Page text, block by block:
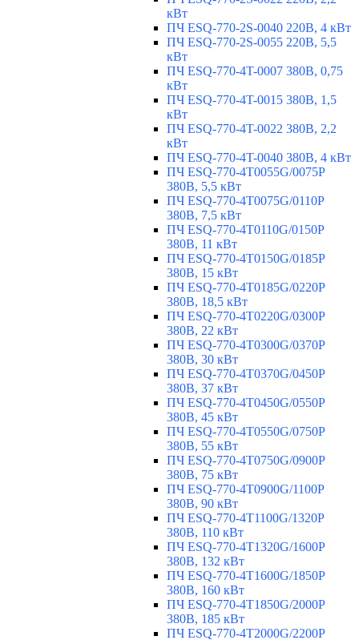
кВт
ПЧ ESQ-770-2S-0040 220В, 4 кВт
ПЧ ESQ-770-2S-0055 220В, 5,5
кВт
ПЧ ESQ-770-4T-0007 380В, 0,75
кВт
ПЧ ESQ-770-4T-0015 380В, 1,5
кВт
ПЧ ESQ-770-4T-0022 380В, 2,2
кВт
ПЧ ESQ-770-4T-0040 380В, 4 кВт
ПЧ ESQ-770-4T0055G/0075P
380В, 5,5 кВт
ПЧ ESQ-770-4T0075G/0110P
380В, 7,5 кВт
ПЧ ESQ-770-4T0110G/0150P
380В, 11 кВт
ПЧ ESQ-770-4T0150G/0185P
380В, 15 кВт
ПЧ ESQ-770-4T0185G/0220P
380В, 18,5 кВт
ПЧ ESQ-770-4T0220G/0300P
380В, 22 кВт
ПЧ ESQ-770-4T0300G/0370P
380В, 30 кВт
ПЧ ESQ-770-4T0370G/0450P
380В, 37 кВт
ПЧ ESQ-770-4T0450G/0550P
380В, 45 кВт
ПЧ ESQ-770-4T0550G/0750P
380В, 55 кВт
ПЧ ESQ-770-4T0750G/0900P
380В, 75 кВт
ПЧ ESQ-770-4T0900G/1100P
380В, 90 кВт
ПЧ ESQ-770-4T1100G/1320P
380В, 110 кВт
ПЧ ESQ-770-4T1320G/1600P
380В, 132 кВт
ПЧ ESQ-770-4T1600G/1850P
380В, 160 кВт
ПЧ ESQ-770-4T1850G/2000P
380В, 185 кВт
ПЧ ESQ-770-4T2000G/2200P